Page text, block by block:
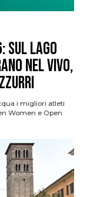
sul Lago
nel vivo,
i migliori atleti
Women e Open